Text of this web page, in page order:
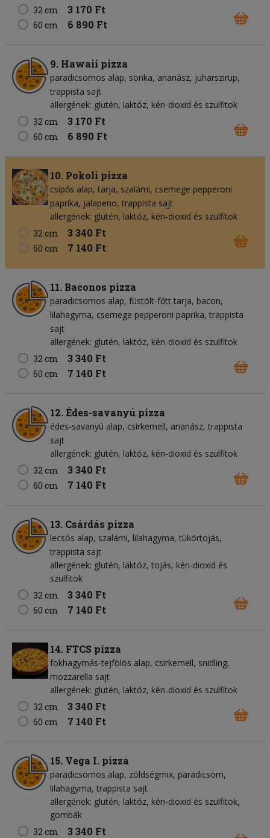
32 cm
3 170 Ft
60 cm 6 890 Ft
9. Hawaii pizza
paradicsomos alap sonka ananász juharszirup
trappista sajt
allergének: glutén, laktóz, kén-dioxid és szulfitok
32 cm
3 170 Ft
60 cm 6 890 Ft
10. Pokoli pizza
csípős alap tarja szalámi csemege pepperoni
paprika jalapeno trappista sajt
allergének: glutén, laktóz, kén-dioxid és szulfitok
32 cm
3 340 Ft
60 cm 7 140 Ft
11. Baconos pizza
paradicsomos alap füstölt-főtt tarja bacon
lilahagyma csemege pepperoni paprika trappista
sajt
allergének: glutén, laktóz, kén-dioxid és szulfitok
32 cm
3 340 Ft
60 cm 7 140 Ft
12. Édes-savanyú pizza
édes-savanyú alap csirkemell ananász trappista
sajt
allergének: glutén, laktóz, kén-dioxid és szulfitok
32 cm
3 340 Ft
60 cm 7 140 Ft
13. Csárdás pizza
lecsós alap szalámi lilahagyma tükörtojás
trappista sajt
allergének: glutén, laktóz, tojás, kén-dioxid és
szulfitok
32 cm
3 340 Ft
60 cm 7 140 Ft
14. FTCS pizza
fokhagymás-tejfölös alap csirkemell snidling
mozzarella sajt
allergének: glutén, laktóz, kén-dioxid és szulfitok
32 cm
3 340 Ft
60 cm 7 140 Ft
15. Vega I. pizza
paradicsomos alap zöldségmix paradicsom
lilahagyma trappista sajt
allergének: glutén, laktóz, kén-dioxid és szulfitok,
gombák
32 cm
3 340 Ft